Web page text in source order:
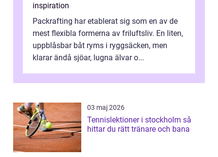
inspiration
Packrafting har etablerat sig som en av de
mest flexibla formerna av friluftsliv. En liten,
uppblåsbar båt ryms i ryggsäcken, men
klarar ändå sjöar, lugna älvar o...
03 maj 2026
Tennislektioner i stockholm så
hittar du rätt tränare och bana